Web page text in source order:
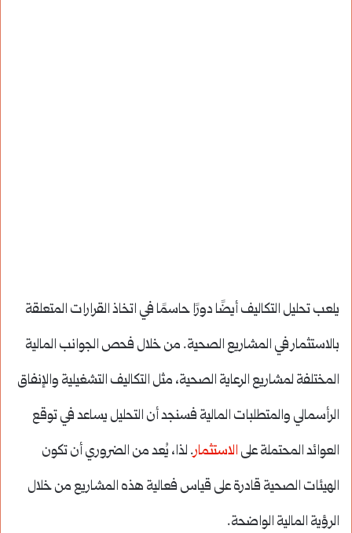
يلعب تحليل التكاليف أيضًا دورًا حاسمًا في اتخاذ القرارات المتعلقة
بالاستثمار في المشاريع الصحية. من خلال فحص الجوانب المالية
المختلفة لمشاريع الرعاية الصحية، مثل التكاليف التشغيلية والإنفاق
الرأسمالي والمتطلبات المالية فسنجد أن التحليل يساعد في توقع
العوائد المحتملة على الاستثمار. لذا، يُعد من الضروري أن تكون
الهيئات الصحية قادرة على قياس فعالية هذه المشاريع من خلال
الرؤية المالية الواضحة.